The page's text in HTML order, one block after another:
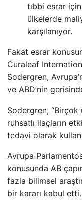
tıbbi esrar
ülkelerde
karşılanıyor.
Fakat esrar
Curaleaf
Sodergren,
ve ABD’nin
Sodergren, “Birçok
ruhsatlı ilaçların
tedavi olarak
Avrupa
konusunda AB
fazla bilimsel
bir kararı kabul etti.